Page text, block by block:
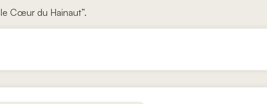
Cœur du Hainaut”.